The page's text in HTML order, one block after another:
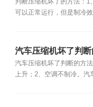
判断压缩机坏了的方法：1
可以正常运行，但是制冷
汽车压缩机坏了判
汽车压缩机坏了判断的方
上升；2、空调不制冷。汽